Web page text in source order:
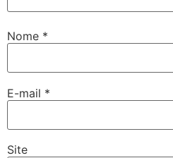
Nome *
E-mail *
Site